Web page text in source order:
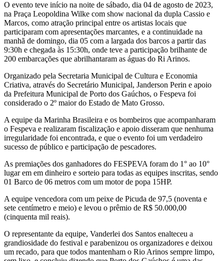
O evento teve início na noite de sábado, dia 04 de agosto de 2023,
na Praça Leopoldina Wilke com show nacional da dupla Cassio e
Marcos, como atração principal entre os artistas locais que
participaram com apresentações marcantes, e a continuidade na
manhã de domingo, dia 05 com a largada dos barcos a partir das
9:30h e chegada às 15:30h, onde teve a participação brilhante de
200 embarcações que abrilhantaram as águas do Ri Arinos.
Organizado pela Secretaria Municipal de Cultura e Economia
Criativa, através do Secretário Municipal, Janderson Perin e apoio
da Prefeitura Municipal de Porto dos Gaúchos, o Fespeva foi
considerado o 2º maior do Estado de Mato Grosso.
A equipe da Marinha Brasileira e os bombeiros que acompanharam
o Fespeva e realizaram fiscalização e apoio disseram que nenhuma
irregularidade foi encontrada, e que o evento foi um verdadeiro
sucesso de público e participação de pescadores.
As premiações dos ganhadores do FESPEVA foram do 1° ao 10°
lugar em em dinheiro e sorteio para todas as equipes inscritas, sendo
01 Barco de 06 metros com um motor de popa 15HP.
A equipe vencedora com um peixe de Picuda de 97,5 (noventa e
sete centímetro e meio) e levou o prêmio de R$ 50.000,00
(cinquenta mil reais).
O representante da equipe, Vanderlei dos Santos enalteceu a
grandiosidade do festival e parabenizou os organizadores e deixou
um recado, para que todos mantenham o Rio Arinos sempre limpo,